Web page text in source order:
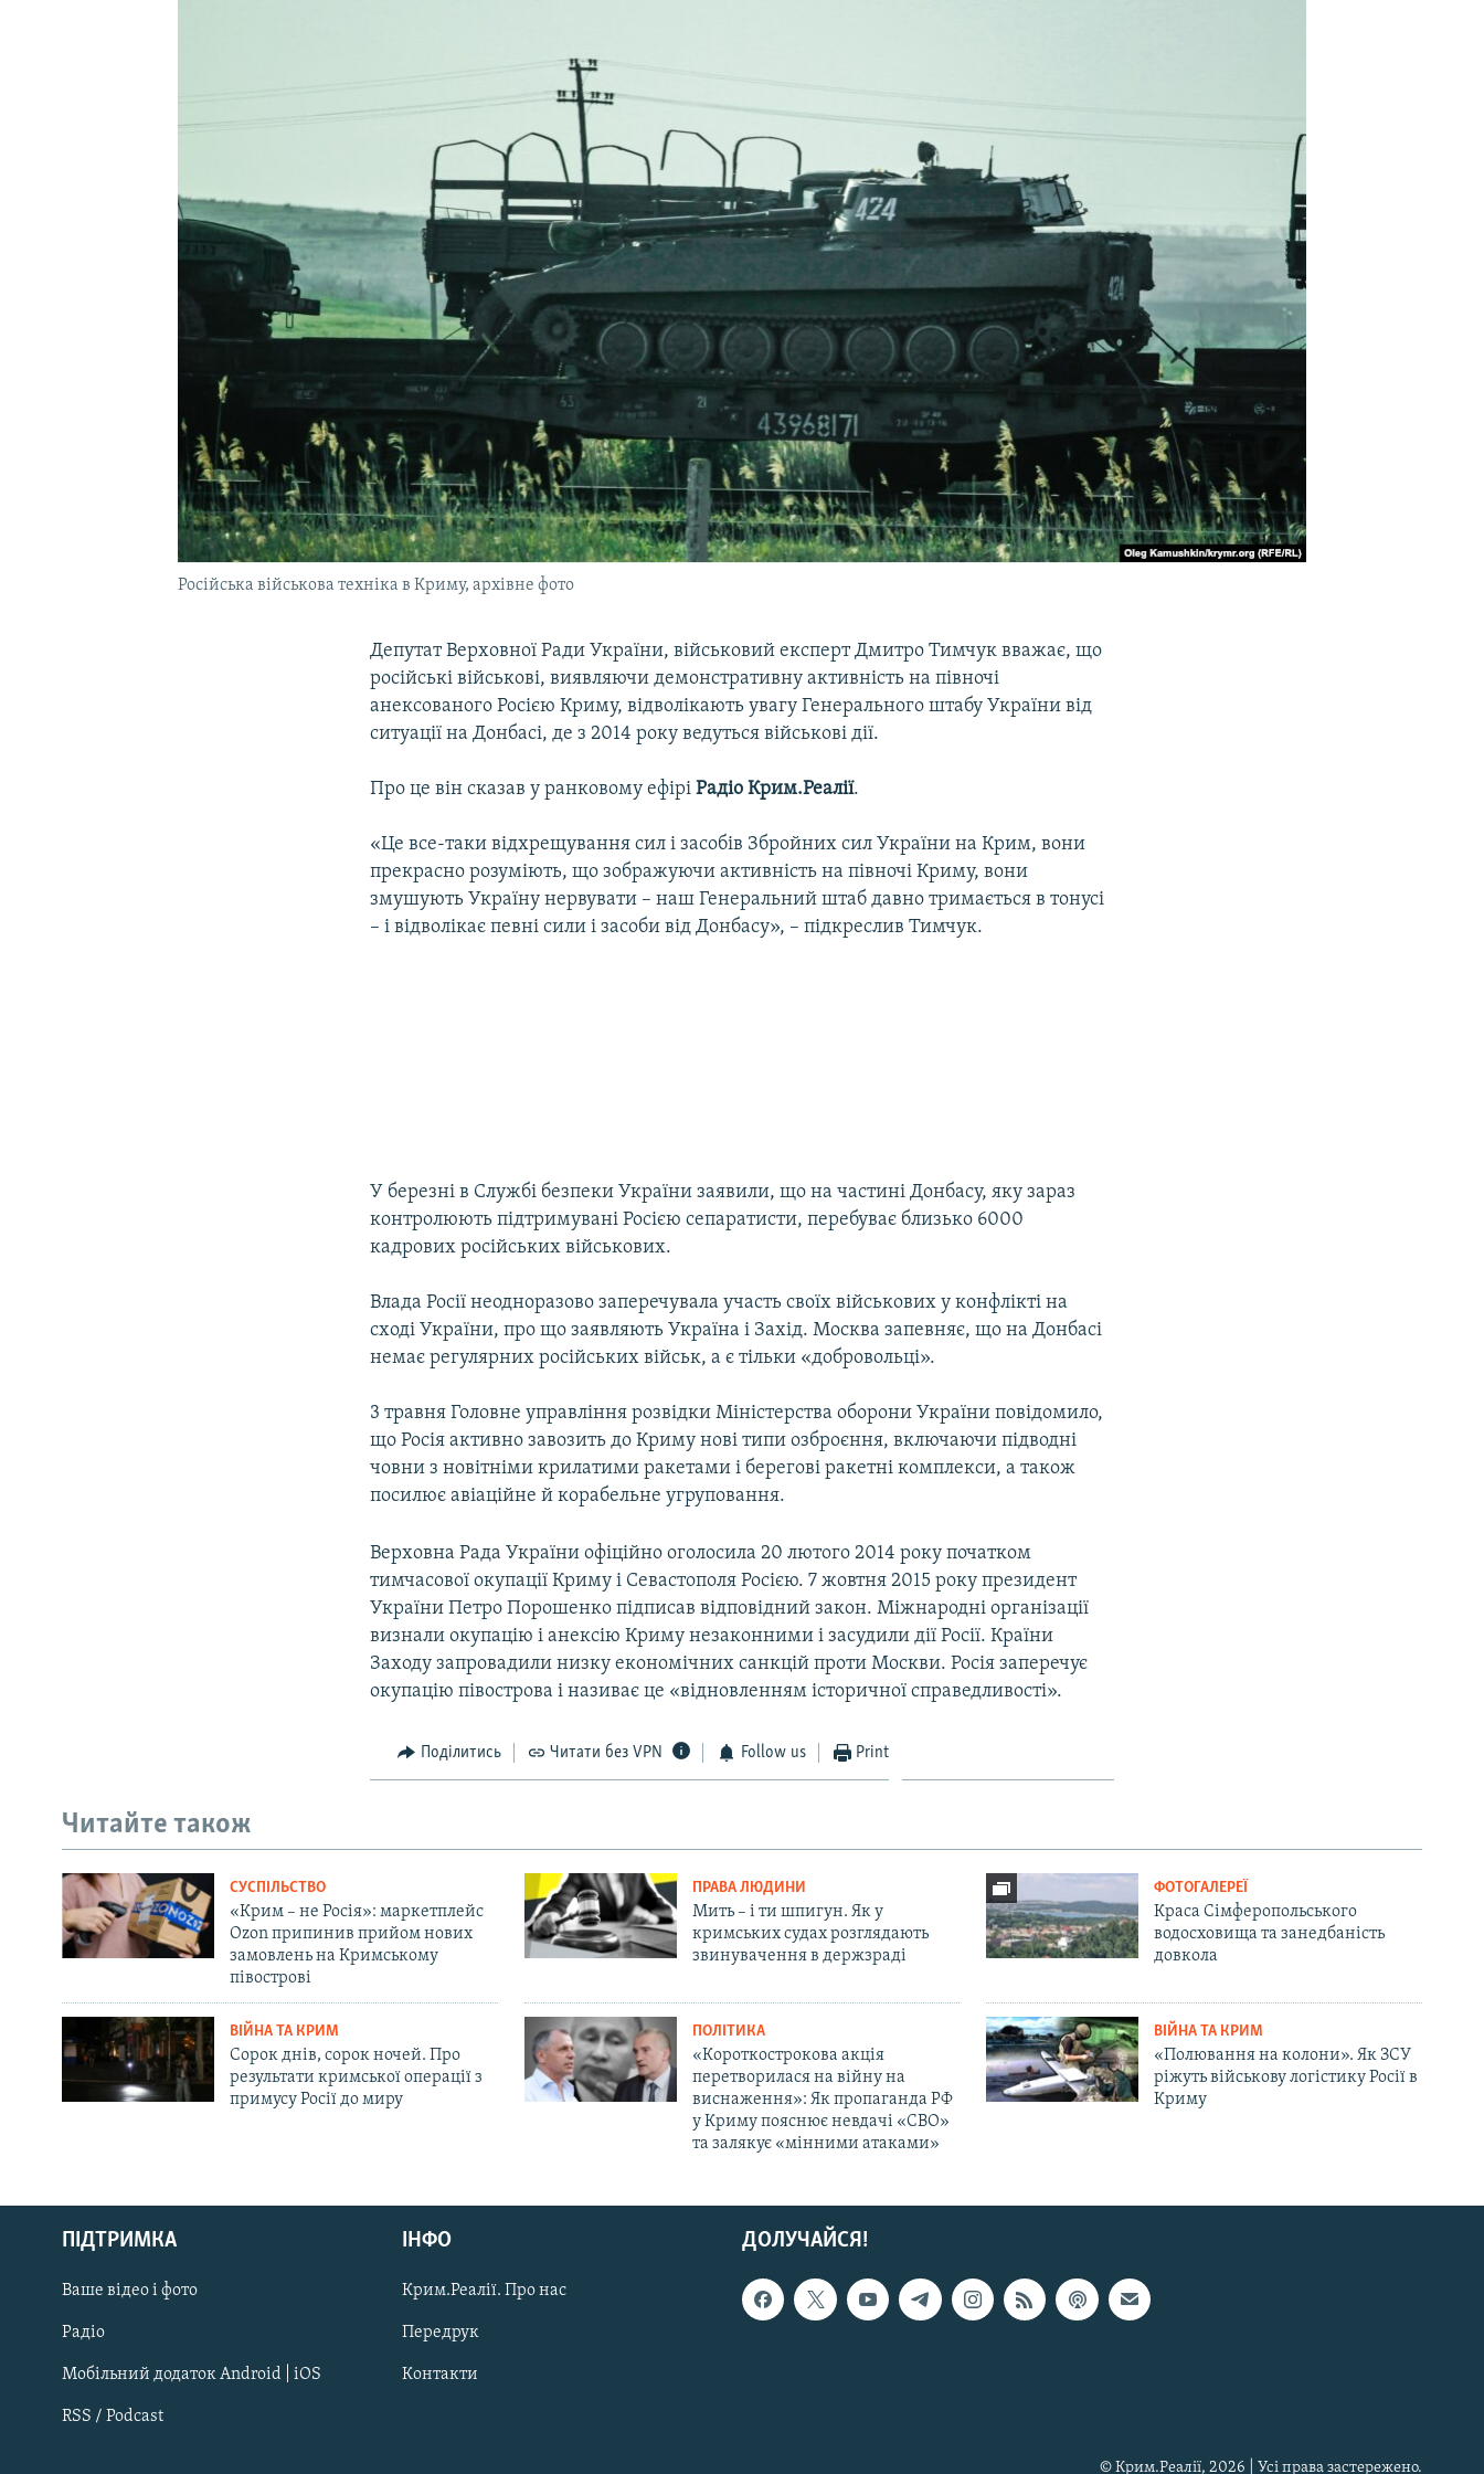
Русский
Qırımtatar
ДОЛУЧАЙСЯ!
Російська військова техніка в Криму, архівне фото
Депутат Верховної Ради України, військовий експерт Дмитро Тимчук вважає, що
російські військові, виявляючи демонстративну активність на півночі
анексованого Росією Криму, відволікають увагу Генерального штабу України від
ситуації на Донбасі, де з 2014 року ведуться військові дії.
Про це він сказав у ранковому ефіріРадіо Крим.Реалії.
«Це все-таки відхрещування сил і засобів Збройних сил України на Крим, вони
прекрасно розуміють, що зображуючи активність на півночі Криму, вони
змушують Україну нервувати – наш Генеральний штаб давно тримається в тонусі
– і відволікає певні сили і засоби від Донбасу», – підкреслив Тимчук.
У березні в Службі безпеки України заявили, що на частині Донбасу, яку зараз
контролюють підтримувані Росією сепаратисти, перебуває близько 6000
кадрових російських військових.
Влада Росії неодноразово заперечувала участь своїх військових у конфлікті на
сході України, про що заявляють Україна і Захід. Москва запевняє, що на Донбасі
немає регулярних російських військ, а є тільки «добровольці».
3 травня Головне управління розвідки Міністерства оборони України повідомило,
що Росія активно завозить до Криму нові типи озброєння, включаючи підводні
човни з новітніми крилатими ракетами і берегові ракетні комплекси, а також
посилює авіаційне й корабельне угруповання.
Верховна Рада України офіційно оголосила 20 лютого 2014 року початком
тимчасової окупації Криму і Севастополя Росією. 7 жовтня 2015 року президент
України Петро Порошенко підписав відповідний закон. Міжнародні організації
визнали окупацію і анексію Криму незаконними і засудили дії Росії. Країни
Заходу запровадили низку економічних санкцій проти Москви. Росія заперечує
окупацію півострова і називає це «відновленням історичної справедливості».
Поділитись Читати без VPN Follow us Print
Читайте також
СУСПІЛЬСТВО
«Крим – не Росія»: маркетплейс
Ozon припинив прийом нових
замовлень на Кримському
півострові
ПРАВА ЛЮДИНИ
Мить – і ти шпигун. Як у
кримських судах розглядають
звинувачення в держзраді
ФОТОГАЛЕРЕЇ
Краса Сімферопольського
водосховища та занедбаність
довкола
ВІЙНА ТА КРИМ
Сорок днів, сорок ночей. Про
результати кримської операції з
примусу Росії до миру
ПОЛІТИКА
«Короткострокова акція
перетворилася на війну на
виснаження»: Як пропаганда РФ
у Криму пояснює невдачі «СВО»
та залякує «мінними атаками»
ВІЙНА ТА КРИМ
«Полювання на колони». Як ЗСУ
ріжуть військову логістику Росії в
Криму
ДОЛУЧАЙСЯ!
ПІДТРИМКА
Ваше відео і фото
Радіо
Мобільний додаток Android | iOS
RSS / Podcast
ІНФО
Крим.Реалії. Про нас
Передрук
Контакти
© Крим.Реалії, 2026 | Усі права застережено.